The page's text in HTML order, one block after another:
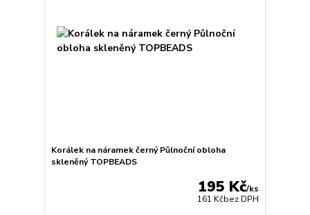
Korálek na náramek černý Půlnoční obloha
skleněný TOPBEADS
195 Kč/ks
161 Kčbez DPH